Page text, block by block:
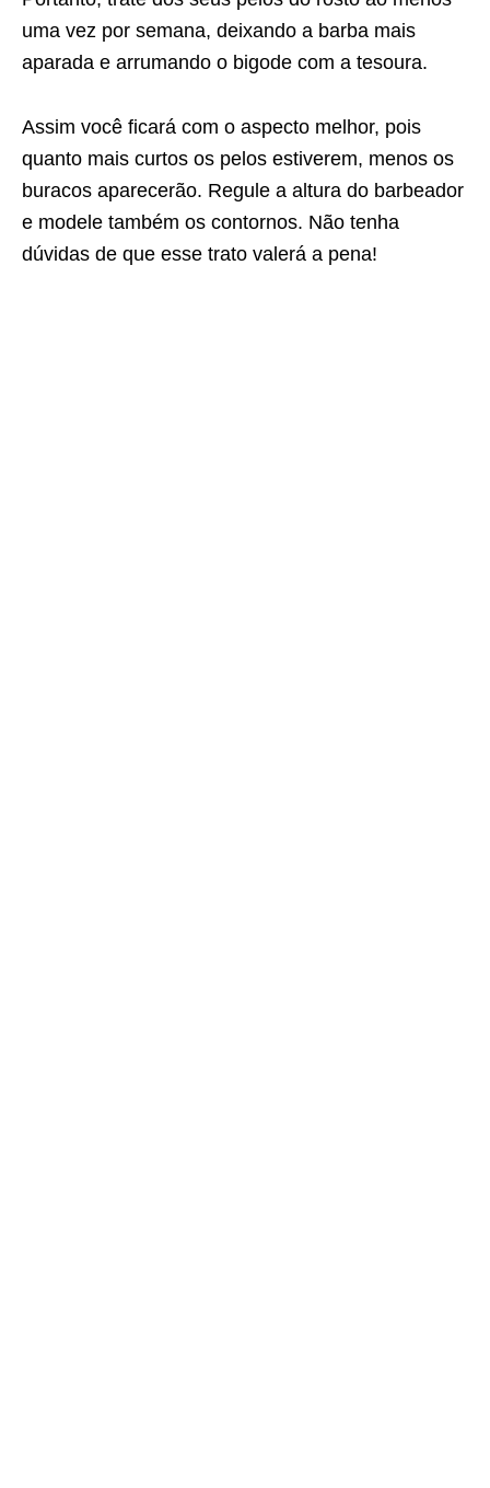
uma vez por semana, deixando a barba mais
aparada e arrumando o bigode com a tesoura.
Assim você ficará com o aspecto melhor, pois
quanto mais curtos os pelos estiverem, menos os
buracos aparecerão. Regule a altura do barbeador
e modele também os contornos. Não tenha
dúvidas de que esse trato valerá a pena!